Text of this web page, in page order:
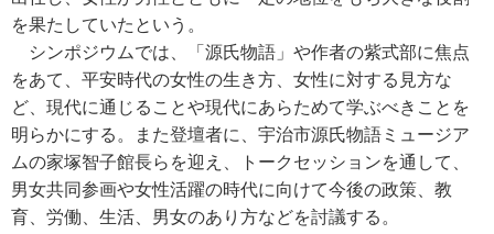
を果たしていたという。
シンポジウムでは、「源氏物語」や作者の紫式部に焦点
をあて、平安時代の女性の生き方、女性に対する見方な
ど、現代に通じることや現代にあらためて学ぶべきことを
明らかにする。また登壇者に、宇治市源氏物語ミュージア
ムの家塚智子館長らを迎え、トークセッションを通して、
男女共同参画や女性活躍の時代に向けて今後の政策、教
育、労働、生活、男女のあり方などを討議する。